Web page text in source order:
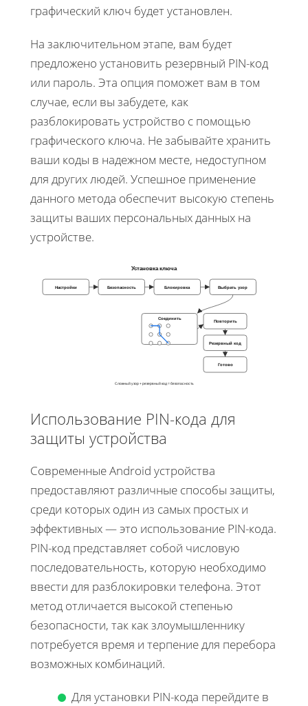
графический ключ будет установлен.
На заключительном этапе, вам будет
предложено установить резервный PIN-код
или пароль. Эта опция поможет вам в том
случае, если вы забудете, как
разблокировать устройство с помощью
графического ключа. Не забывайте хранить
ваши коды в надежном месте, недоступном
для других людей. Успешное применение
данного метода обеспечит высокую степень
защиты ваших персональных данных на
устройстве.
Установка ключа
Настройки Безопасность Блокировка Выбрать узор
Соединить
Повторить
Резервный код
Готово
Сложный узор + резервный код = безопасность
Использование PIN-кода для
защиты устройства
Современные Android устройства
предоставляют различные способы защиты,
среди которых один из самых простых и
эффективных — это использование PIN-кода.
PIN-код представляет собой числовую
последовательность, которую необходимо
ввести для разблокировки телефона. Этот
метод отличается высокой степенью
безопасности, так как злоумышленнику
потребуется время и терпение для перебора
возможных комбинаций.
Для установки PIN-кода перейдите в